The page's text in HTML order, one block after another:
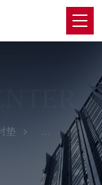
垫 摩擦衬垫K25